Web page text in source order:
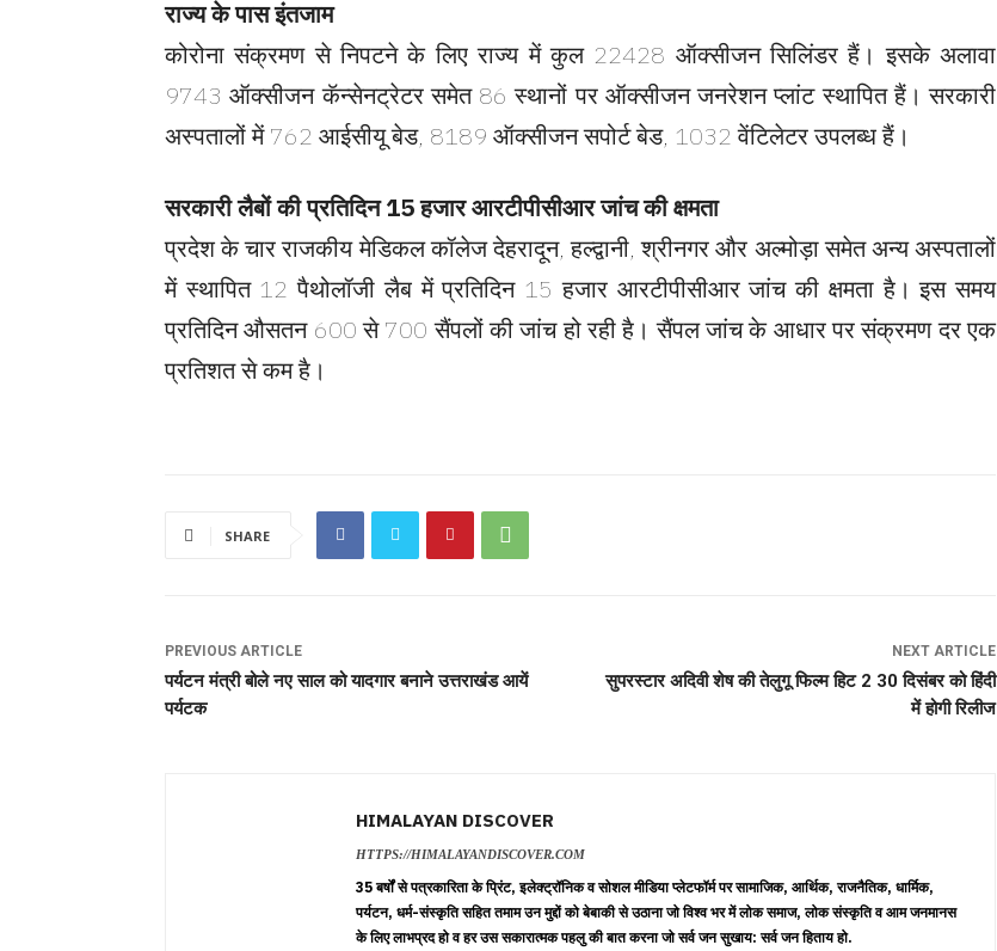
राज्य के पास इंतजाम
कोरोना संक्रमण से निपटने के लिए राज्य में कुल 22428 ऑक्सीजन सिलिंडर हैं। इसके अलावा
9743 ऑक्सीजन कॅन्सेनट्रेटर समेत 86 स्थानों पर ऑक्सीजन जनरेशन प्लांट स्थापित हैं। सरकारी
अस्पतालों में 762 आईसीयू बेड, 8189 ऑक्सीजन सपोर्ट बेड, 1032 वेंटिलेटर उपलब्ध हैं।
सरकारी लैबों की प्रतिदिन 15 हजार आरटीपीसीआर जांच की क्षमता
प्रदेश के चार राजकीय मेडिकल कॉलेज देहरादून, हल्द्वानी, श्रीनगर और अल्मोड़ा समेत अन्य अस्पतालों
में स्थापित 12 पैथोलॉजी लैब में प्रतिदिन 15 हजार आरटीपीसीआर जांच की क्षमता है। इस समय
प्रतिदिन औसतन 600 से 700 सैंपलों की जांच हो रही है। सैंपल जांच के आधार पर संक्रमण दर एक
प्रतिशत से कम है।
SHARE
PREVIOUS ARTICLE
पर्यटन मंत्री बोले नए साल को यादगार बनाने उत्तराखंड आयें
पर्यटक
NEXT ARTICLE
सुपरस्टार अदिवी शेष की तेलुगू फिल्म हिट 2 30 दिसंबर को हिंदी
में होगी रिलीज
HIMALAYAN DISCOVER
HTTPS://HIMALAYANDISCOVER.COM
35 बर्षों से पत्रकारिता के प्रिंट, इलेक्ट्रॉनिक व सोशल मीडिया प्लेटफॉर्म पर सामाजिक, आर्थिक, राजनैतिक, धार्मिक,
पर्यटन, धर्म-संस्कृति सहित तमाम उन मुद्दों को बेबाकी से उठाना जो विश्व भर में लोक समाज, लोक संस्कृति व आम जनमानस
के लिए लाभप्रद हो व हर उस सकारात्मक पहलु की बात करना जो सर्व जन सुखाय: सर्व जन हिताय हो.